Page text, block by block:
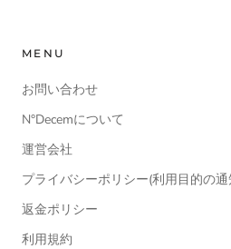
MENU
お問い合わせ
N°Decemについて
運営会社
プライバシーポリシー(利用目的の
返金ポリシー
利用規約